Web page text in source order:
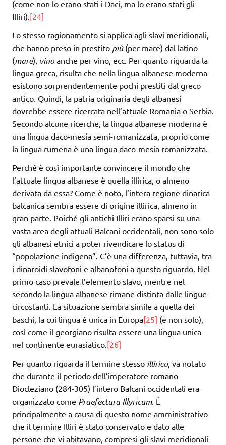
(come non lo erano stati i Daci, ma lo erano stati gli
Illiri).[24]
Lo stesso ragionamento si applica agli slavi meridionali,
che hanno preso in prestito più(per mare) dal latino
(mare), vinoanche per vino, ecc. Per quanto riguarda la
lingua greca, risulta che nella lingua albanese moderna
esistono sorprendentemente pochi prestiti dal greco
antico. Quindi, la patria originaria degli albanesi
dovrebbe essere ricercata nell’attuale Romania o Serbia.
Secondo alcune ricerche, la lingua albanese moderna è
una lingua daco-mesia semi-romanizzata, proprio come
la lingua rumena è una lingua daco-mesia romanizzata.
Perché è così importante convincere il mondo che
l’attuale lingua albanese è quella illirica, o almeno
derivata da essa? Come è noto, l’intera regione dinarica
balcanica sembra essere di origine illirica, almeno in
gran parte. Poiché gli antichi Illiri erano sparsi su una
vasta area degli attuali Balcani occidentali, non sono solo
gli albanesi etnici a poter rivendicare lo status di
“popolazione indigena”. C’è una differenza, tuttavia, tra
i dinaroidi slavofoni e albanofoni a questo riguardo. Nel
primo caso prevale l’elemento slavo, mentre nel
secondo la lingua albanese rimane distinta dalle lingue
circostanti. La situazione sembra simile a quella dei
baschi, la cui lingua è unica in Europa[25] (e non solo),
così come il georgiano risulta essere una lingua unica
nel continente eurasiatico.[26]
Per quanto riguarda il termine stesso illirico, va notato
che durante il periodo dell’imperatore romano
Diocleziano (284-305) l’intero Balcani occidentali era
organizzato come Praefectura Illyricum. È
principalmente a causa di questo nome amministrativo
che il termine Illiri è stato conservato e dato alle
persone che vi abitavano, compresi gli slavi meridionali